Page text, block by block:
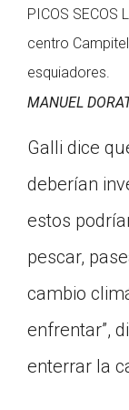
PICOS SECOS
centro
esquiadores.
MANUEL
Galli dice
deberían
estos
pescar,
cambio
enfrentar”,
enterrar la